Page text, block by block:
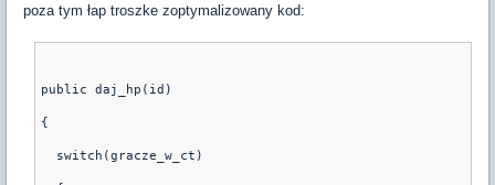
poza tym łap troszke zoptymalizowany kod:
public daj_hp(id)
{
  switch(gracze_w_ct)